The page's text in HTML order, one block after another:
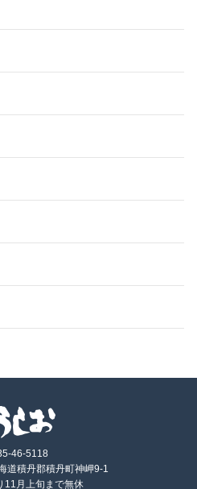
46-5118
積丹郡積丹町神岬9-1
11月上旬まで無休